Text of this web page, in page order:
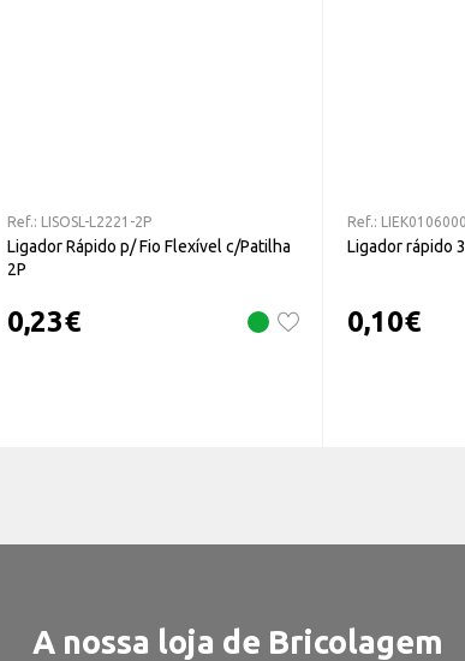
Ref.: LISOSL-L2221-2P
Ligador Rápido p/ Fio Flexível c/Patilha
2P
0,23€
Ref.:
Ligador rápido
0,10€
A nossa loja de Bricolagem